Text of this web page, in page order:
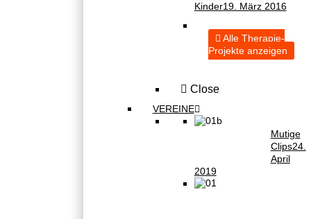
Kinder19. März 2016
Alle Therapie-
Projekte anzeigen
Close
VEREINE
Mutige
Clips24.
April
2019